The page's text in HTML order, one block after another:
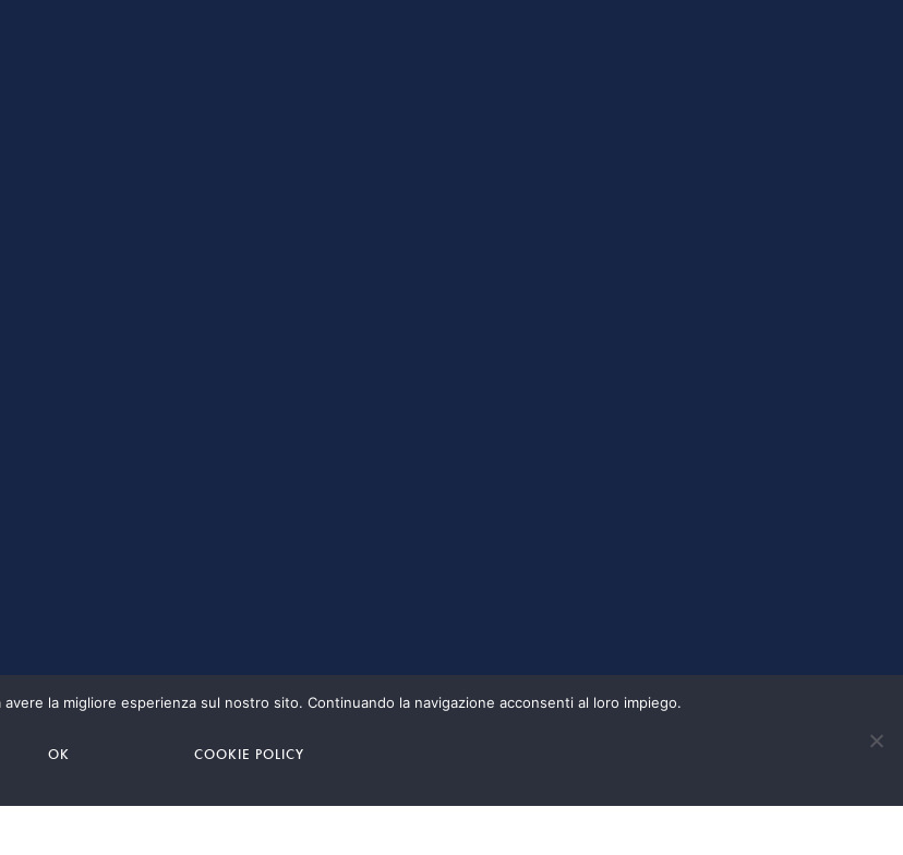
la migliore esperienza sul nostro sito. Continuando la navigazione acconsenti al loro impiego.
OK COOKIE POLICY